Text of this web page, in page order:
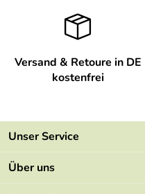
Versand & Retoure in DE
kostenfrei
Unser Service
Kontakt
Über uns